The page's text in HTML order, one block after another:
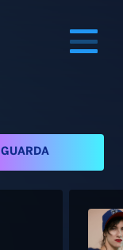
GUARDA